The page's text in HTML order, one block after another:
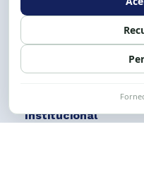
Siga nossas redes
Institucional